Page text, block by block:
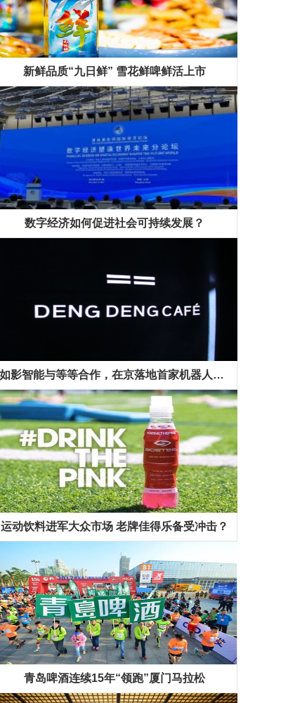
新鲜品质“九日鲜” 雪花鲜啤鲜活上市
数字经济如何促进社会可持续发展？
如影智能与等等合作，在京落地首家机器人咖啡馆
运动饮料进军大众市场 老牌佳得乐备受冲击？
青岛啤酒连续15年“领跑”厦门马拉松